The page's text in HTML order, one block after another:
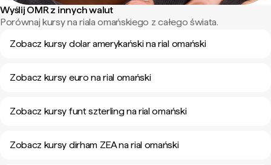
Wyślij OMR z innych walut
Porównaj kursy na riala omańskiego z całego świata.
Zobacz kursy dolar amerykański na rial omański
Zobacz kursy euro na rial omański
Zobacz kursy funt szterling na rial omański
Zobacz kursy dirham ZEA na rial omański